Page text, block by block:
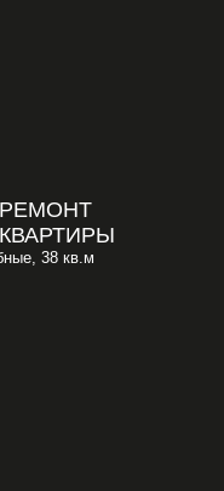
38 кв.м